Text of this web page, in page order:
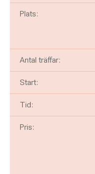
Plats:
Antal träffar:
Start:
Tid:
Pris: